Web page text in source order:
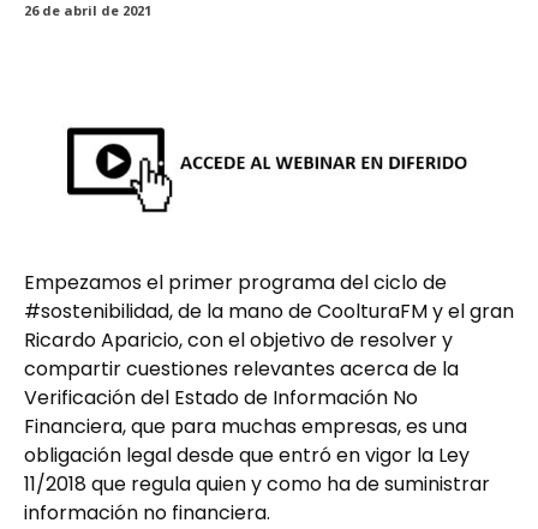
26 de abril de 2021
Empezamos el primer programa del ciclo de
#sostenibilidad, de la mano deCoolturaFMy el gran
Ricardo Aparicio, con el objetivo de resolver y
compartir cuestiones relevantes acerca de la
Verificación del Estado de Información No
Financiera, que para muchas empresas, es una
obligación legal desde que entró en vigor la Ley
11/2018 que regula quien y como ha de suministrar
información no financiera.